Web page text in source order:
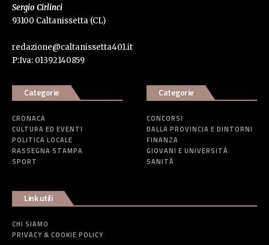
Sergio Cirlinci
93100 Caltanissetta (CL)
redazione@caltanissetta401.it
P:Iva: 01392140859
Categorie
CRONACA
CULTURA ED EVENTI
POLITICA LOCALE
RASSEGNA STAMPA
SPORT
Categorie
CONCORSI
DALLA PROVINCIA E DINTORNI
FINANZA
GIOVANI E UNIVERSITÀ
SANITÀ
Link utili
CHI SIAMO
PRIVACY & COOKIE POLICY